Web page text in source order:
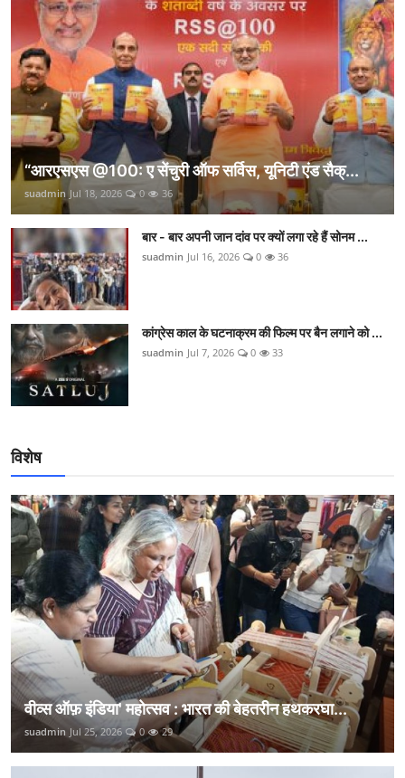
“आरएसएस @100: ए सेंचुरी ऑफ सर्विस, यूनिटी एंड सैक्...
suadmin Jul 18, 2026 0 36
बार - बार अपनी जान दांव पर क्यों लगा रहे हैं सोनम ...
suadmin Jul 16, 2026 0 36
कांग्रेस काल के घटनाक्रम की फिल्म पर बैन लगाने को ...
suadmin Jul 7, 2026 0 33
विशेष
वीव्स ऑफ़ इंडिया' महोत्सव : भारत की बेहतरीन हथकरघा...
suadmin Jul 25, 2026 0 29